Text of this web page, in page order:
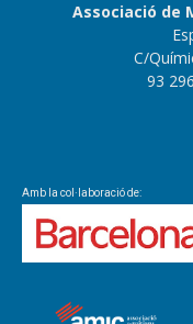
Associació de
C/
93
Amb la col·laboració de: